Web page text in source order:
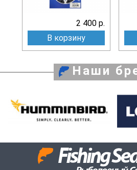
2 400 р.
В корзину
Наши